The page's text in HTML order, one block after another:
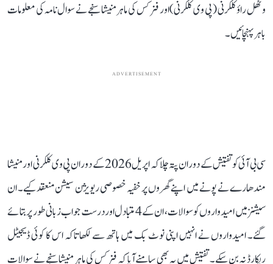
وٹھل راؤ کلکرنی (پی وی کلکرنی) اور فزکس کی ماہر منیشا سنجے نے سوال نامہ کی معلومات
باہر پہنچائیں۔
ADVERTISEMENT
سی بی آئی کو تفتیش کے دوران پتہ چلا کہ اپریل 2026 کے دوران پی وی کلکرنی اور منیشا
مندھارے نے پونے میں اپنے گھروں پر خفیہ خصوصی ریویژن سیشن منعقد کیے۔ ان
سیشنز میں امیدواروں کو سوالات، ان کے 4 متبادل اور درست جواب زبانی طور پر بتائے
گئے۔ امیدواروں نے انہیں اپنی نوٹ بک میں ہاتھ سے لکھا تاکہ اس کا کوئی ڈیجیٹل
ریکارڈ نہ بن سکے۔ تفتیش میں یہ بھی سامنے آیا کہ فزکس کی ماہر منیشا سنجے نے سوالات